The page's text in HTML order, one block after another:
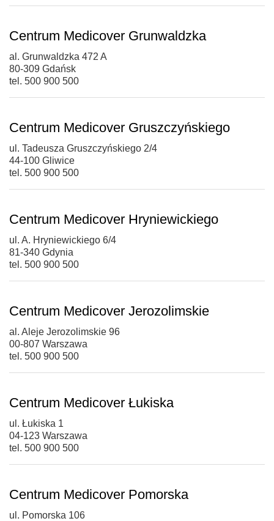
Centrum Medicover Grunwaldzka
al. Grunwaldzka 472 A
80-309 Gdańsk
tel. 500 900 500
Centrum Medicover Gruszczyńskiego
ul. Tadeusza Gruszczyńskiego 2/4
44-100 Gliwice
tel. 500 900 500
Centrum Medicover Hryniewickiego
ul. A. Hryniewickiego 6/4
81-340 Gdynia
tel. 500 900 500
Centrum Medicover Jerozolimskie
al. Aleje Jerozolimskie 96
00-807 Warszawa
tel. 500 900 500
Centrum Medicover Łukiska
ul. Łukiska 1
04-123 Warszawa
tel. 500 900 500
Centrum Medicover Pomorska
ul. Pomorska 106